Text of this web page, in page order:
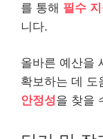
를 통해 필수
니다.
올바른 예산을
확보하는 데 도
안정성을 찾을